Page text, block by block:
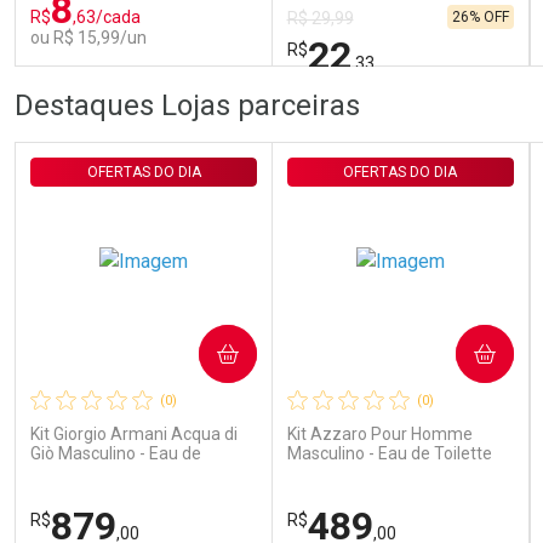
R$
,63/cada
ou R$ 15,99/un
FECHAR
Laboratório
Comprar sem Desconto
Por R$ 15,99/cada
FECHAR
Por Menos
Comprar sem Desconto
Por R$ 15,99/cada
R$ 29,99
R$22,33
26% OFF
Comprar sem Desconto
Por R$ 22,33/cada
Comprar sem Desconto
Por R$ 22,33/cada
Destaques Lojas parceiras
(0)
Kit Giorgio Armani Acqua di
Giò Masculino - Eau de
OFERTAS DO DIA
R$879,00
COMPRAR
(0)
Kit Azzaro Pour Homme
Masculino - Eau de Toilette
OFERTAS DO DIA
R$489,00
COMPRAR